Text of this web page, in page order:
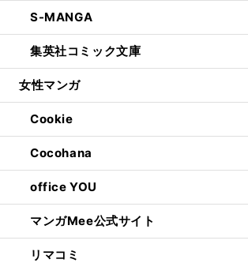
S-MANGA
集英社コミック文庫
女性マンガ
Cookie
Cocohana
office YOU
マンガMee公式サイト
リマコミ